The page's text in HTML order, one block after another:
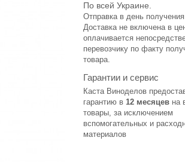
По всей Украине.
Отправка в день
Доставка не включена в
оплачивается
перевозчику по факту
товара.
Гарантии и сервис
Каста Виноделов
гарантию в12 месяцев на
товары, за исключением
вспомогательных и
материалов